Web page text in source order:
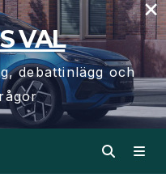
VAL
debattinlägg och
×